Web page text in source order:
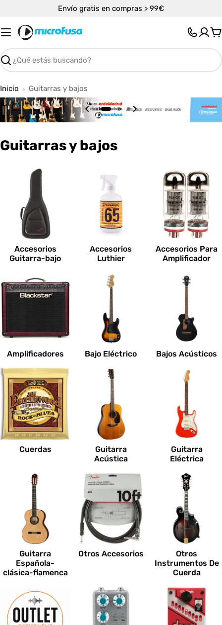
contenido
Envío gratis en compras > 99€
Buscar
Inicio Guitarras y bajos
C
e
s
:
Guitarras y bajos
Accesorios
Guitarra-bajo
Accesorios
Luthier
Accesorios Para
Amplificador
Amplificadores Bajo Eléctrico Bajos Acústicos
Cuerdas
Guitarra
Acústica
Guitarra
Eléctrica
Guitarra
Española-
clásica-flamenca
Otros Accesorios
Otros
Instrumentos De
Cuerda